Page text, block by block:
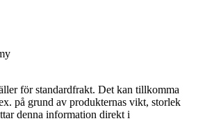
för standardfrakt. Det kan tillkomma
på grund av produkternas vikt, storlek
denna information direkt i